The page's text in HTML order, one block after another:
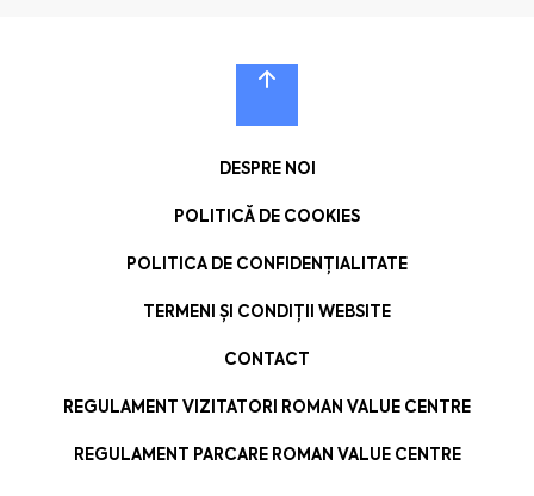
DESPRE NOI
POLITICĂ DE COOKIES
POLITICA DE CONFIDENȚIALITATE
TERMENI ȘI CONDIȚII WEBSITE
CONTACT
REGULAMENT VIZITATORI ROMAN VALUE CENTRE
REGULAMENT PARCARE ROMAN VALUE CENTRE